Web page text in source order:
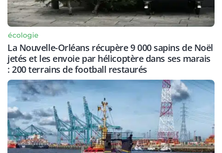
écologie
La Nouvelle-Orléans récupère 9 000 sapins de Noël
jetés et les envoie par hélicoptère dans ses marais
: 200 terrains de football restaurés